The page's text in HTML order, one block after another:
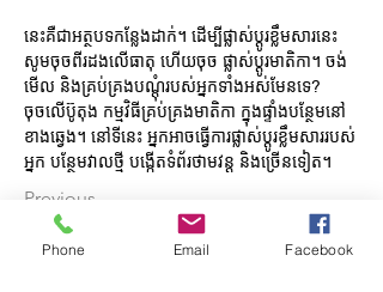
នេះគឺជាអត្ថបទកន្លែងដាក់។ ដើម្បីផ្លាស់ប្តូរខ្លឹមសារនេះ
សូមចុចពីរដងលើធាតុ ហើយចុច ផ្លាស់ប្តូរមាតិកា។ ចង់
មើល និងគ្រប់គ្រងបណ្តុំរបស់អ្នកទាំងអស់មែនទេ?
ចុចលើប៊ូតុង កម្មវិធីគ្រប់គ្រងមាតិកា ក្នុងផ្ទាំងបន្ថែមនៅ
ខាងឆ្វេង។ នៅទីនេះ អ្នកអាចធ្វើការផ្លាស់ប្តូរខ្លឹមសាររបស់
អ្នក បន្ថែមវាលថ្មី បង្កើតទំព័រថាមវន្ត និងច្រើនទៀត។
Previous
Phone Email Facebook